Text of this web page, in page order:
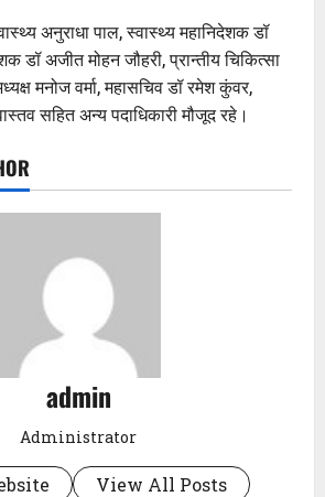
अनुराधा पाल, स्वास्थ्य महानिदेशक डॉ
डॉ अजीत मोहन जौहरी, प्रान्तीय चिकित्सा
मनोज वर्मा, महासचिव डॉ रमेश कुंवर,
सहित अन्य पदाधिकारी मौजूद रहे।
admin
Administrator
View All Posts